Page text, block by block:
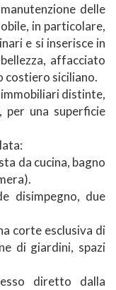
delle
in particolare,
e si inserisce in
affacciato
costiero siciliano.
distinte,
una superficie
da cucina, bagno
disimpegno, due
corte esclusiva di
di giardini, spazi
diretto dalla